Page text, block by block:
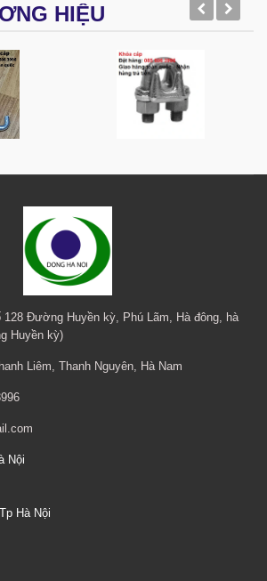
HIỆU
128 Đường Huyền kỳ, Phú Lãm, Hà đông, hà
Huyền kỳ)
Liêm, Thanh Nguyên, Hà Nam
Nội
Hà Nội